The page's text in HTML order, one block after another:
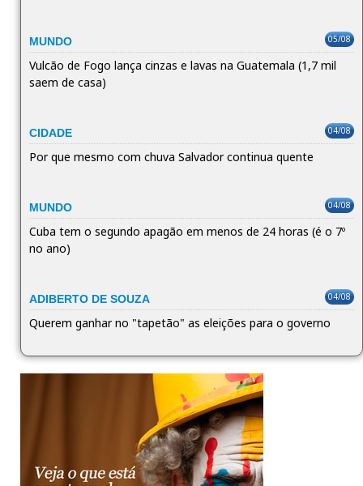
MUNDO 05/08
Vulcão de Fogo lança cinzas e lavas na Guatemala (1,7 mil
saem de casa)
CIDADE 04/08
Por que mesmo com chuva Salvador continua quente
MUNDO 04/08
Cuba tem o segundo apagão em menos de 24 horas (é o 7º
no ano)
ADIBERTO DE SOUZA 04/08
Querem ganhar no "tapetão" as eleições para o governo